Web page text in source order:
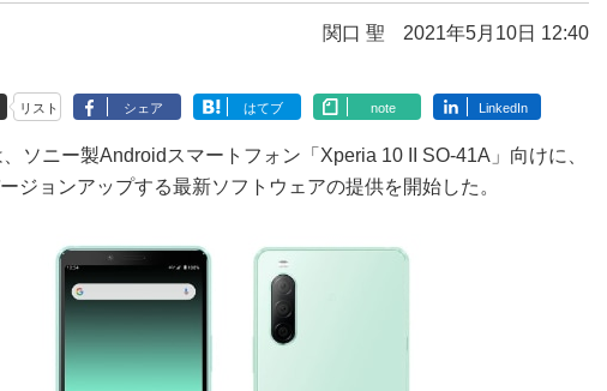
関口 聖 2021年5月10日 12:40
リスト シェア はてブ note LinkedIn
ソニー製Androidスマートフォン「Xperia 10 II SO-41A」向けに、
ジョンアップする最新ソフトウェアの提供を開始した。